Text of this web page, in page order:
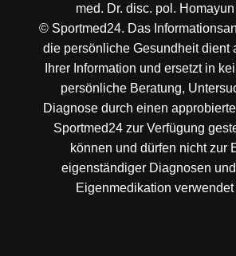
med. Dr. disc. pol.
© Sportmed24. Das
die persönliche Gesundheit dient
Ihrer Information und ersetzt in
persönliche Beratung,
Diagnose durch einen
Sportmed24 zur Verfügung
können und dürfen nicht zur
eigenständiger Diagnosen
Eigenmedikation